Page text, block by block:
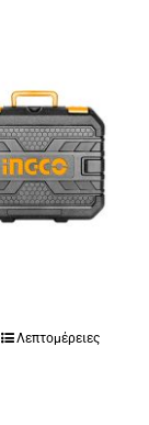
Λεπτομέρειες